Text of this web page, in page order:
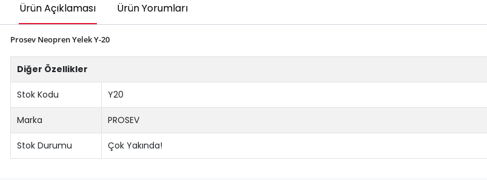
Ürün Açıklaması Ürün Yorumları
Prosev Neopren Yelek Y-20
Diğer Özellikler
Stok Kodu Y20
Marka PROSEV
Stok Durumu Çok Yakında!